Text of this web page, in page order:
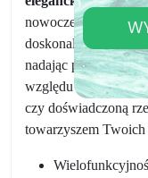
nowoczesnemu i
doskonale
nadając
względu na to, czy
czy doświadczoną
towarzyszem Twoich